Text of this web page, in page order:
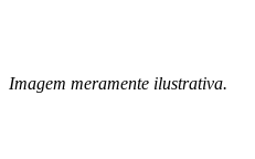
Imagem meramente ilustrativa.